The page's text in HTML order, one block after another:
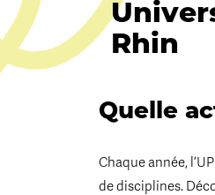
Rhin
Quelle
Chaque année,
de disciplines.